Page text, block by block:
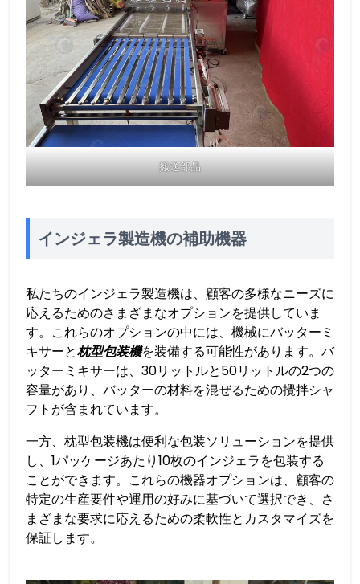
搬送部品
インジェラ製造機の補助機器
私たちのインジェラ製造機は、顧客の多様なニーズに
応えるためのさまざまなオプションを提供していま
す。これらのオプションの中には、機械にバッターミ
キサーと枕型包装機を装備する可能性があります。バ
ッターミキサーは、30リットルと50リットルの2つの
容量があり、バッターの材料を混ぜるための攪拌シャ
フトが含まれています。
一方、枕型包装機は便利な包装ソリューションを提供
し、1パッケージあたり10枚のインジェラを包装する
ことができます。これらの機器オプションは、顧客の
特定の生産要件や運用の好みに基づいて選択でき、さ
まざまな要求に応えるための柔軟性とカスタマイズを
保証します。